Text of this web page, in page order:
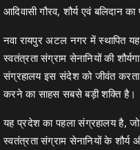
आदिवासी गौरव, शौर्य एवं बलिदान
नवा रायपुर अटल नगर में स्थापित
स्वतंत्रता संग्राम सेनानियों की
संग्रहालय इस संदेश को जीवंत करता
करने का साहस सबसे बड़ी शक्ति है।
यह प्रदेश का पहला संग्रहालय है,
स्वतंत्रता संग्राम सेनानियों के